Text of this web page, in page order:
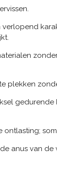
plekken
ontlasting;
anus van de